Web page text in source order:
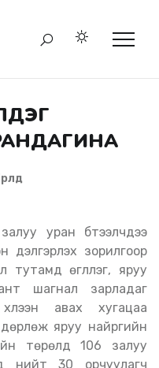
зорилгоор
өгүүллэг, яруу
шагнал зарладаг
авах хугацаа
яруу найргийн
төрөлд 106 залуу
нийт 30 орчуулагч